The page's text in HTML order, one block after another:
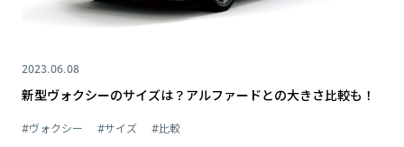
2023.06.08
新型ヴォクシーのサイズは？アルファードとの大きさ比較も！
#ヴォクシー #サイズ #比較